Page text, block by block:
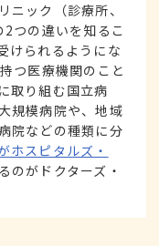
ニック（診療所、
つの違いを知るこ
けられるようにな
つ医療機関のこと
取り組む国立病
規模病院や、地域
院などの種類に分
ホスピタルズ・
のがドクターズ・